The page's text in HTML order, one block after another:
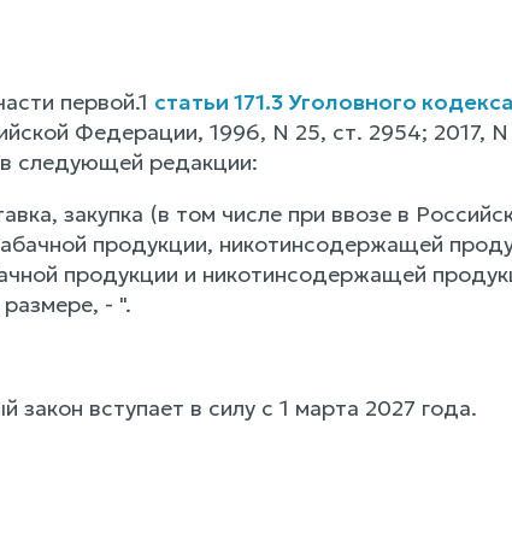
первой.1 статьи 171.3 Уголовного
Федерации, 1996, N 25, ст. 2954; 2017,
следующей редакции:
закупка (в том числе при ввозе в
продукции, никотинсодержащей
продукции и никотинсодержащей
- ".
вступает в силу с 1 марта 2027 года.